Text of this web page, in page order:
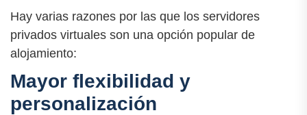
Hay varias razones por las que los servidores
privados virtuales son una opción popular de
alojamiento:
Mayor flexibilidad y
personalización